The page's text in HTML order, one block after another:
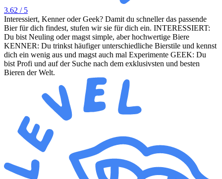
3.62 / 5
Interessiert, Kenner oder Geek? Damit du schneller das passende
Bier für dich findest, stufen wir sie für dich ein. INTERESSIERT:
Du bist Neuling oder magst simple, aber hochwertige Biere
KENNER: Du trinkst häufiger unterschiedliche Bierstile und kennst
dich ein wenig aus und magst auch mal Experimente GEEK: Du
bist Profi und auf der Suche nach dem exklusivsten und besten
Bieren der Welt.